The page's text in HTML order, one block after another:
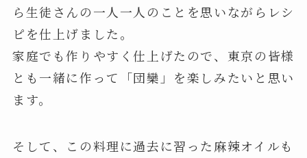
ら生徒さんの一人一人のことを思いながらレシ
ピを仕上げました。
家庭でも作りやすく仕上げたので、東京の皆様
とも一緒に作って「団欒」を楽しみたいと思い
ます。
そして、この料理に過去に習った麻辣オイルも